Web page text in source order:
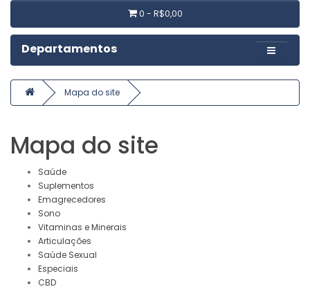
0 - R$0,00
Departamentos
Mapa do site
Mapa do site
Saúde
Suplementos
Emagrecedores
Sono
Vitaminas e Minerais
Articulações
Saúde Sexual
Especiais
CBD